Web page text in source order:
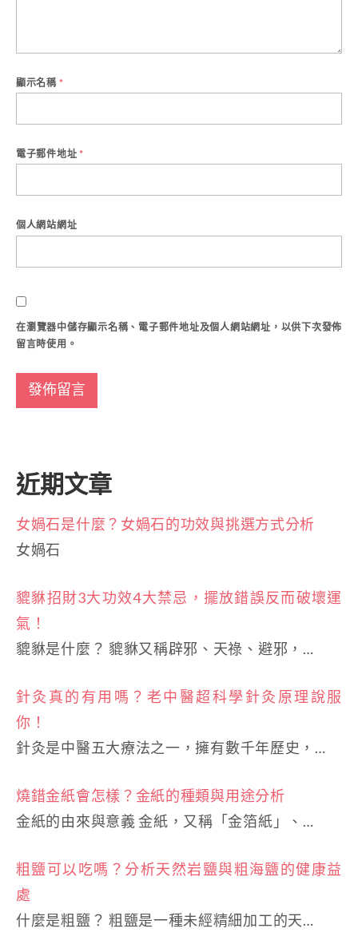
顯示名稱 *
電子郵件地址 *
個人網站網址
在瀏覽器中儲存顯示名稱、電子郵件地址及個人網站網址，以供下次發佈
留言時使用。
近期文章
女媧石是什麼？女媧石的功效與挑選方式分析
女媧石
貔貅招財3大功效4大禁忌，擺放錯誤反而破壞運
氣！
貔貅是什麼？ 貔貅又稱辟邪、天祿、避邪，…
針灸真的有用嗎？老中醫超科學針灸原理說服
你！
針灸是中醫五大療法之一，擁有數千年歷史，…
燒錯金紙會怎樣？金紙的種類與用途分析
金紙的由來與意義 金紙，又稱「金箔紙」、…
粗鹽可以吃嗎？分析天然岩鹽與粗海鹽的健康益
處
什麼是粗鹽？ 粗鹽是一種未經精細加工的天…